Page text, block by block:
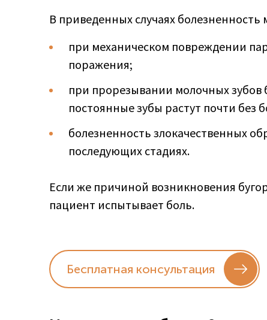
В приведенных случаях
при механическом повреждении
поражения;
при прорезывании молочных зубов
постоянные зубы растут почти без
болезненность злокачественных
последующих стадиях.
Если же причиной возникновения
пациент испытывает боль.
Бесплатная консультация